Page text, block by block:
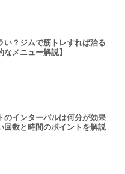
い？ジムで筋トレすれば治る
なメニュー解説】
のインターバルは何分が効果
回数と時間のポイントを解説